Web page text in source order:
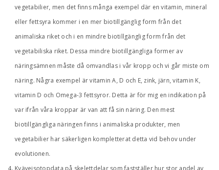
vegetabilier, men det finns många exempel där en vitamin, mineral
eller fettsyra kommer i en mer biotillgänglig form från det
animaliska riket och i en mindre biotillgänglig form från det
vegetabiliska riket. Dessa mindre biotillgängliga former av
näringsämnen måste då omvandlas i vår kropp och vi går miste om
näring. Några exempel är vitamin A, D och E, zink, järn, vitamin K,
vitamin D och Omega-3 fettsyror. Detta är för mig en indikation på
var ifrån våra kroppar är van att få sin näring. Den mest
biotillgängliga näringen finns i animaliska produkter, men
vegetabilier har säkerligen kompletterat detta vid behov under
evolutionen.
Kväveisotopdata på skelettdelarsom fastställer hur stor andel av